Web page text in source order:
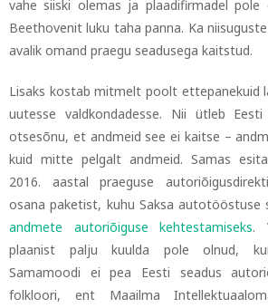
vahe siiski olemas ja plaadifirmadel
Beethovenit luku taha panna. Ka
avalik omand praegu seadusega kaitstud.
Lisaks kostab mitmelt poolt ettepanekuid
uutesse valdkondadesse. Nii ütleb
otsesõnu, et andmeid see ei kaitse –
kuid mitte pelgalt andmeid. Samas
2016. aastal praeguse
osana paketist, kuhu Saksa autotööstuse
andmete autoriõiguse kehtestamiseks.
plaanist palju kuulda pole olnud,
Samamoodi ei pea Eesti seadus
folkloori, ent Maailma